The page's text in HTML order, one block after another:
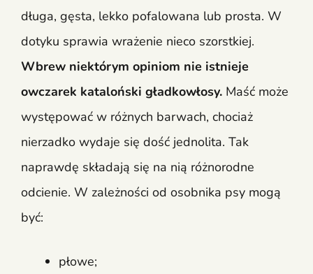
długa, gęsta, lekko pofalowana lub prosta. W
dotyku sprawia wrażenie nieco szorstkiej.
Wbrew niektórym opiniom nie istnieje
owczarek kataloński gładkowłosy. Maść może
występować w różnych barwach, chociaż
nierzadko wydaje się dość jednolita. Tak
naprawdę składają się na nią różnorodne
odcienie. W zależności od osobnika psy mogą
być:
płowe;